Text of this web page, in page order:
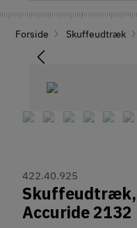
Forside Skuffeudtræk
422.40.925
Accuride 2132